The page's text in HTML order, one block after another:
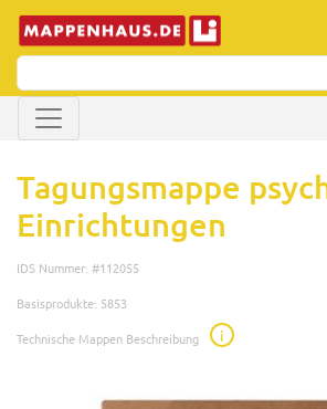
Tagungsmappe
Einrichtungen
IDS Nummer: #112055
Basisprodukte: 5853
Technische Mappen Beschreibung
i